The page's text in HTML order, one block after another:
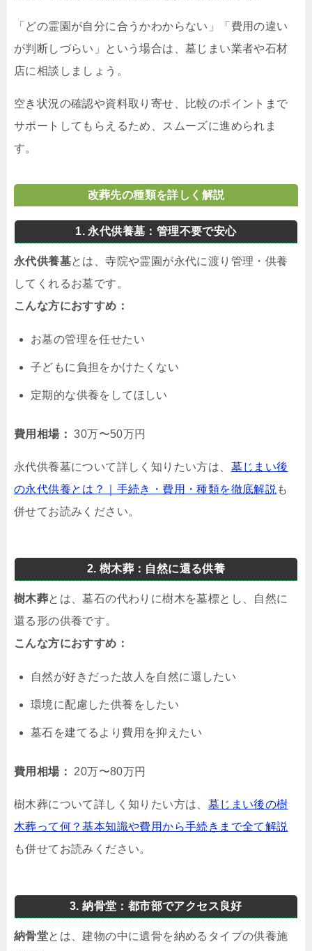
「どの霊園が自分に合うかわからない」「費用の違い
が判断しづらい」という場合は、墓じまい業者や石材
店に相談しましょう。
空き状況の確認や資料取り寄せ、比較のポイントまで
サポートしてもらえるため、スムーズに進められま
す。
改葬先の種類を詳しく解説
1. 永代供養墓：管理不要で安心
永代供養墓とは、寺院や霊園が永代に渡り管理・供養
してくれるお墓です。
こんな方におすすめ：
お墓の管理を任せたい
子どもに負担をかけたくない
定期的な供養をしてほしい
費用相場： 30万〜50万円
永代供養墓について詳しく知りたい方は、 墓じまい後
の永代供養とは？｜手続き・費用・種類を徹底解説 も
併せてお読みください。
2. 樹木葬：自然に還る供養
樹木葬とは、墓石の代わりに樹木を墓標とし、自然に
還る形の供養です。
こんな方におすすめ：
自然が好きだった故人を自然に還したい
環境に配慮した供養をしたい
墓石を建てるより費用を抑えたい
費用相場： 20万〜80万円
樹木葬について詳しく知りたい方は、 墓じまい後の樹
木葬って何？基本知識や費用から手続きまで全て解説
も併せてお読みください。
3. 納骨堂：都市部でアクセス良好
納骨堂とは、建物の中に遺骨を納めるタイプの供養施